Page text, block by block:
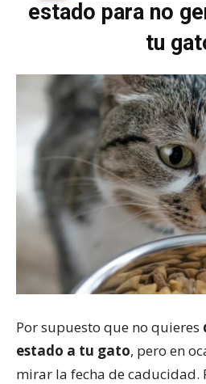
estado para no
tu
Por supuesto que no quieres
estado a tu gato, pero en
mirar la fecha de caducidad.